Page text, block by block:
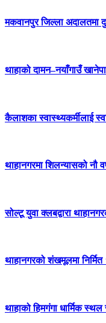
मकवानपुर जिल्ला अदालतमा
थाहाको दामन–नयाँगाउँ
कैलाशका स्वास्थ्यकर्मीलाई
थाहानगरमा शिलन्यासको नौ
सोल्टू युवा क्लबद्वारा
थाहानगरको शंखमूलमा
थाहाको हिमगंगा धार्मिक स्थल